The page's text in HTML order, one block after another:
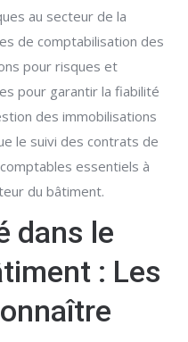
au secteur de la
de comptabilisation des
pour risques et
pour garantir la fiabilité
des immobilisations
le suivi des contrats de
essentiels à
du bâtiment.
dans le
: Les